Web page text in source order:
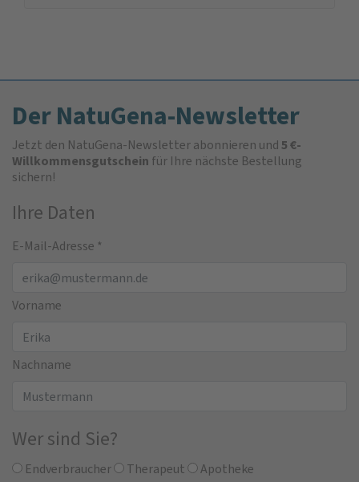
Der NatuGena-Newsletter
Jetzt den NatuGena-Newsletter abonnieren und5 €-
Willkommensgutschein für Ihre nächste Bestellung
sichern!
Ihre Daten
E-Mail-Adresse *
Vorname
Nachname
Wer sind Sie?
Endverbraucher Therapeut Apotheke